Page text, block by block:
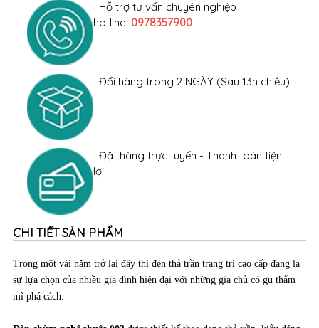
Đổi hàng trong 2 NGÀY (Sau 13h chiều)
Đặt hàng trực tuyến - Thanh toán tiện
CHI TIẾT SẢN PHẨM
Trong một vài năm trở lại đây thì đèn thả trần trang trí cao cấp đang là
sự lựa chọn của nhiều gia đình hiện đại với những gia chủ có gu thẩm
độc đáo với lồng chụp đèn bên ngoài kiểu dáng hình kim cương đẹp
gồm 3 đèn, không chỉ mang đến cho bạn một nguồn ánh sáng đẹp mắt
chiếc đèn còn tạo ra một không gian lãng mạn, được sử dụng đảm bảo